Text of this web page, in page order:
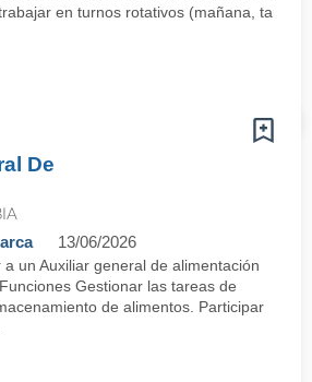
en turnos rotativos (mañana, tarde
De
13/06/2026
un Auxiliar general de alimentación
Gestionar las tareas de
de alimentos. Participar